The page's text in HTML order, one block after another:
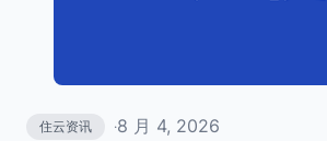
住云资讯 ·8 月 4, 2026